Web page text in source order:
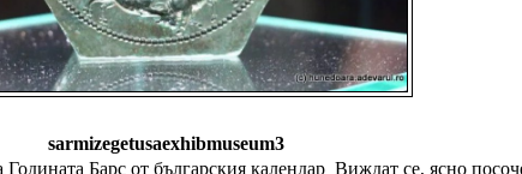
sarmizegetusaexhibmuseum3
Барс от българския календар Виждат се, ясно